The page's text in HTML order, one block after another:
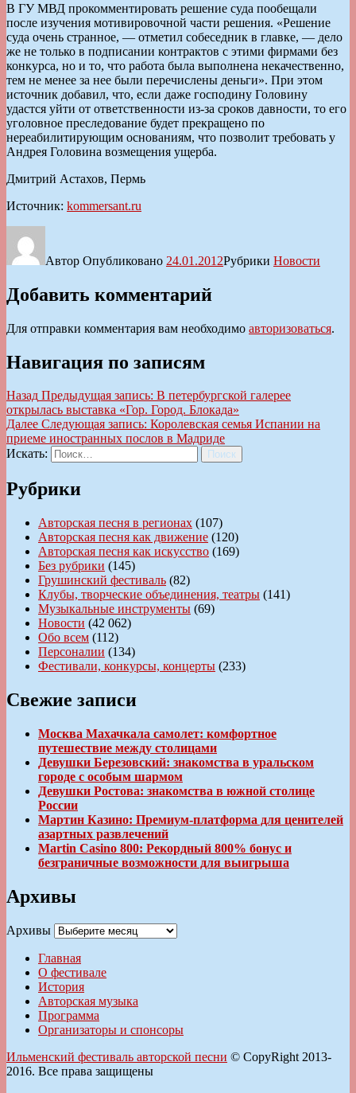
В ГУ МВД прокомментировать решение суда пообещали
после изучения мотивировочной части решения. «Решение
суда очень странное, — отметил собеседник в главке, — дело
же не только в подписании контрактов с этими фирмами без
конкурса, но и то, что работа была выполнена некачественно,
тем не менее за нее были перечислены деньги». При этом
источник добавил, что, если даже господину Головину
удастся уйти от ответственности из-за сроков давности, то его
уголовное преследование будет прекращено по
нереабилитирующим основаниям, что позволит требовать у
Андрея Головина возмещения ущерба.
Дмитрий Астахов, Пермь
Источник: kommersant.ru
Автор Опубликовано 24.01.2012Рубрики Новости
Добавить комментарий
Для отправки комментария вам необходимо авторизоваться.
Навигация по записям
Назад Предыдущая запись: В петербургской галерее
открылась выставка «Гор. Город. Блокада»
Далее Следующая запись: Королевская семья Испании на
приеме иностранных послов в Мадриде
Искать:
Поиск
Рубрики
Авторская песня в регионах (107)
Авторская песня как движение (120)
Авторская песня как искусство (169)
Без рубрики (145)
Грушинский фестиваль (82)
Клубы, творческие объединения, театры (141)
Музыкальные инструменты (69)
Новости (42 062)
Обо всем (112)
Персоналии (134)
Фестивали, конкурсы, концерты (233)
Свежие записи
Москва Махачкала самолет: комфортное
путешествие между столицами
Девушки Березовский: знакомства в уральском
городе с особым шармом
Девушки Ростова: знакомства в южной столице
России
Мартин Казино: Премиум-платформа для ценителей
азартных развлечений
Martin Casino 800: Рекордный 800% бонус и
безграничные возможности для выигрыша
Архивы
Архивы
Главная
О фестивале
История
Авторская музыка
Программа
Организаторы и спонсоры
Ильменский фестиваль авторской песни © CopyRight 2013-
2016. Все права защищены